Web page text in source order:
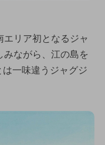
エリア初となるジャ
みながら、江の島を
一味違うジャグジ